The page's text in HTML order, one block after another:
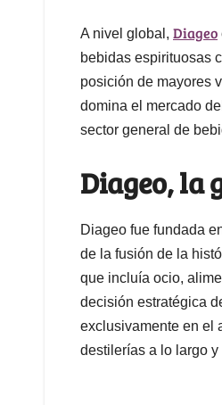
A nivel global, Diageo
bebidas espirituosas
posición de mayores
domina el mercado
sector general de
Diageo,
Diageo fue fundada
de la fusión de la
que incluía ocio,
decisión estratégica
exclusivamente en el
destilerías a lo largo